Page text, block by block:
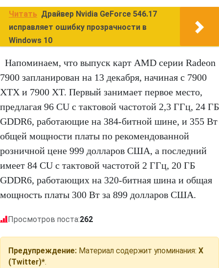
Читать Драйвер Nvidia GeForce 546.17
исправляет ошибку прозрачности в
Windows 10
Напоминаем, что выпуск карт AMD серии Radeon
7900 запланирован на 13 декабря, начиная с 7900
XTX и 7900 XT. Первый занимает первое место,
предлагая 96 CU с тактовой частотой 2,3 ГГц, 24 ГБ
GDDR6, работающие на 384-битной шине, и 355 Вт
общей мощности платы по рекомендованной
розничной цене 999 долларов США, а последний
имеет 84 CU с тактовой частотой 2 ГГц, 20 ГБ
GDDR6, работающих на 320-битная шина и общая
мощность платы 300 Вт за 899 долларов США.
Просмотров поста:262
Предупреждение: Материал содержит упоминания: X
(Twitter)*.